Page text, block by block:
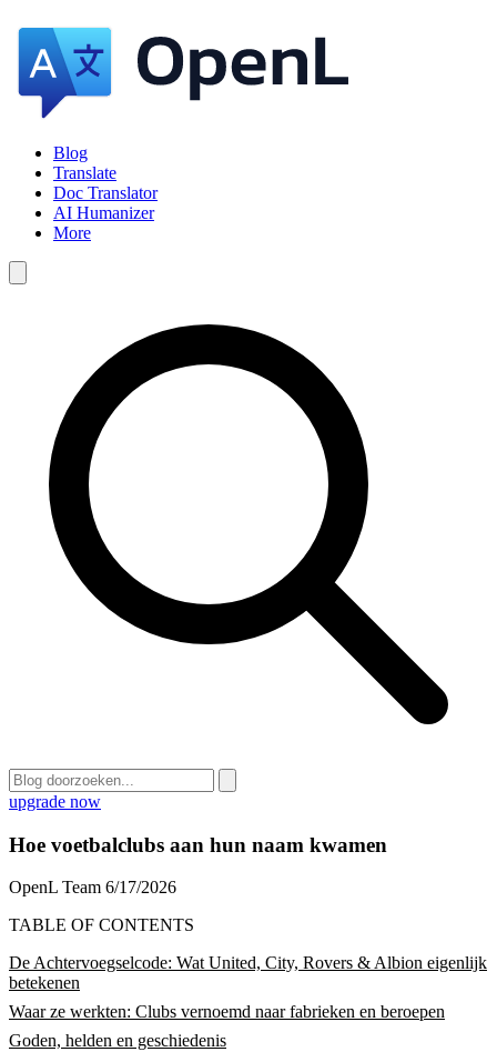
Blog
Translate
Doc Translator
AI Humanizer
More
upgrade now
Hoe voetbalclubs aan hun naam kwamen
OpenL Team 6/17/2026
TABLE OF CONTENTS
De Achtervoegselcode: Wat United, City, Rovers & Albion eigenlijk
betekenen
Waar ze werkten: Clubs vernoemd naar fabrieken en beroepen
Goden, helden en geschiedenis